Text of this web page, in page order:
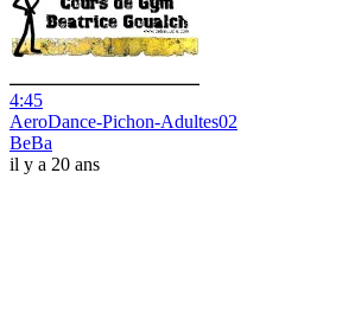
4:45
AeroDance-Pichon-Adultes02
BeBa
il y a 20 ans